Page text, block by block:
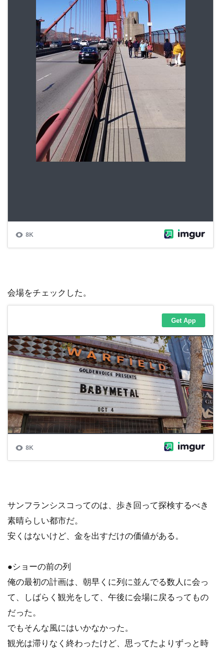
会場をチェックした。
サンフランシスコってのは、歩き回って探検するべき
素晴らしい都市だ。
安くはないけど、金を出すだけの価値がある。
●ショーの前の列
俺の最初の計画は、朝早くに列に並んでる数人に会っ
て、しばらく観光をして、午後に会場に戻るってもの
だった。
でもそんな風にはいかなかった。
観光は滞りなく終わったけど、思ってたよりずっと時